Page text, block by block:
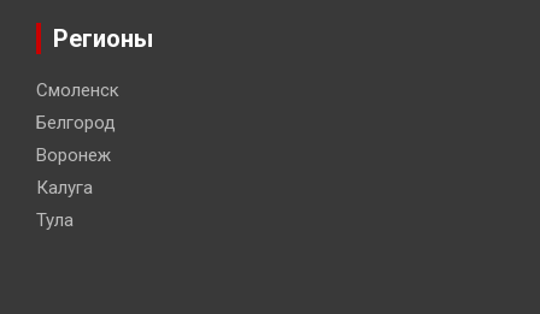
Регионы
Смоленск
Белгород
Воронеж
Калуга
Тула